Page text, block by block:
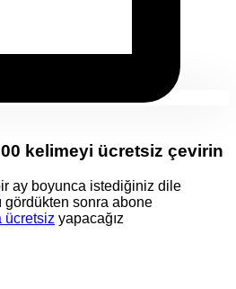
kelimeyi ücretsiz çevirin
ay boyunca istediğiniz dile
gördükten sonra abone
ücretsiz yapacağız